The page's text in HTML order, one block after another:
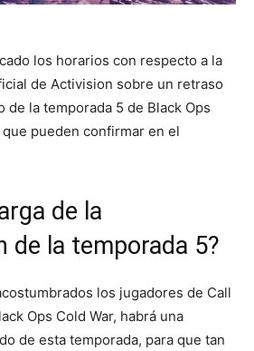
los horarios con respecto a la
de Activision sobre un retraso
la temporada 5 de Black Ops
que pueden confirmar en el
de la
de la temporada 5?
los jugadores de Call
Ops Cold War, habrá una
de esta temporada, para que tan